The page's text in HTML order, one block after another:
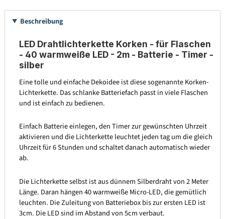
Beschreibung
LED Drahtlichterkette Korken - für Flaschen
- 40 warmweiße LED - 2m - Batterie - Timer -
silber
Eine tolle und einfache Dekoidee ist diese sogenannte Korken-
Lichterkette. Das schlanke Batteriefach passt in viele Flaschen
und ist einfach zu bedienen.
Einfach Batterie einlegen, den Timer zur gewünschten Uhrzeit
aktivieren und die Lichterkette leuchtet jeden tag um die gleich
Uhrzeit für 6 Stunden und schaltet danach automatisch wieder
ab.
Die Lichterkette selbst ist aus dünnem Silberdraht von 2 Meter
Länge. Daran hängen 40 warmweiße Micro-LED, die gemütlich
leuchten. Die Zuleitung von Batteriebox bis zur ersten LED ist
3cm. Die LED sind im Abstand von 5cm verbaut.